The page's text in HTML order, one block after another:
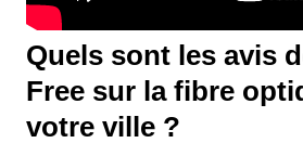
Quels sont les avis
Free sur la fibre
votre ville ?